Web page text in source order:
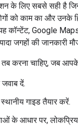
के लिए सबसे सही है
को काम का और उनके
कॉन्टेंट, Google
जगहों की जानकारी
करना चाहिए, जब
दें.
गाइड तैयार करें.
के आधार पर,